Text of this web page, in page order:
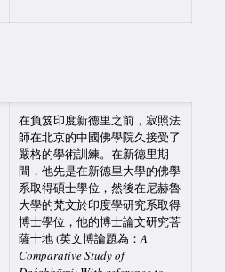
在負笈印度新德里之前，寂照法
師在北京的中國佛學院久接受了
嚴格的學術訓練。在新德里期
間，他先是在新德里大學的佛學
系取得碩士學位，然後在尼赫魯
大學的梵文於印度學研究系取得
博士學位，他的博士論文研究菩
薩十地 (英文博論題為：A
Comparative Study of